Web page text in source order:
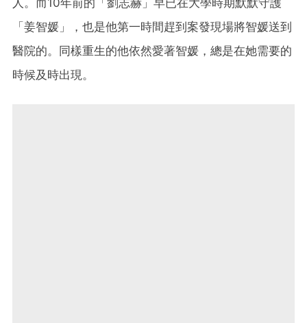
「姜智媛」，也是他第一時間趕到案發現場將智媛送到
醫院的。同樣重生的他依然愛著智媛，總是在她需要的
時候及時出現。